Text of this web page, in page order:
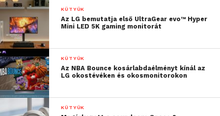
KÜTYÜK
Az LG bemutatja első UltraGear evo™ Hyper
Mini LED 5K gaming monitorát
KÜTYÜK
Az NBA Bounce kosárlabdaélményt kínál az
LG okostévéken és okosmonitorokon
KÜTYÜK